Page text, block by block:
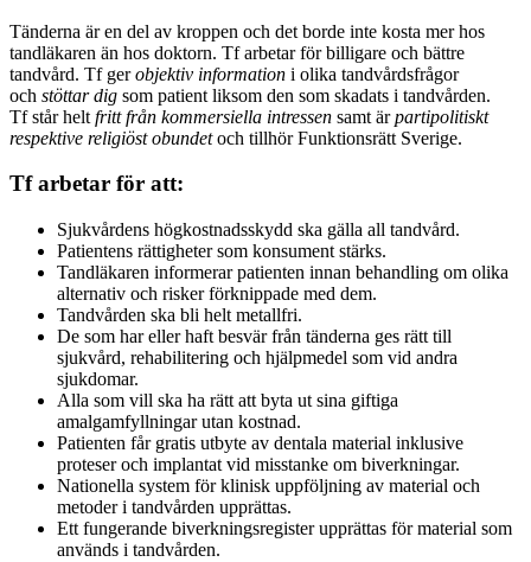
Tänderna är en del av kroppen och det borde inte kosta mer hos
tandläkaren än hos doktorn. Tf arbetar för billigare och bättre
tandvård. Tf gerobjektiv information i olika tandvårdsfrågor
och stöttar dig som patient liksom den som skadats i tandvården.
Tf står helt fritt från kommersiella intressen samt ärpartipolitiskt
respektive religiöst obundetoch tillhör Funktionsrätt Sverige.
Tf arbetar för att:
Sjukvårdens högkostnadsskydd ska gälla all tandvård.
Patientens rättigheter som konsument stärks.
Tandläkaren informerar patienten innan behandling om olika
alternativ och risker förknippade med dem.
Tandvården ska bli helt metallfri.
De som har eller haft besvär från tänderna ges rätt till
sjukvård, rehabilitering och hjälpmedel som vid andra
sjukdomar.
Alla som vill ska ha rätt att byta ut sina giftiga
amalgamfyllningar utan kostnad.
Patienten får gratis utbyte av dentala material inklusive
proteser och implantat vid misstanke om biverkningar.
Nationella system för klinisk uppföljning av material och
metoder i tandvården upprättas.
Ett fungerande biverkningsregister upprättas för material som
används i tandvården.